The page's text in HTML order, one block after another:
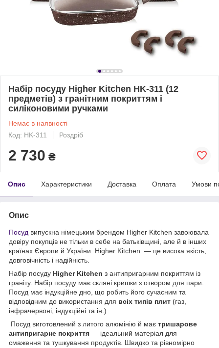
Набір посуду Higher Kitchen HK-311 (12
предметів) з гранітним покриттям і
силіконовими ручками
Немає в наявності
Код: HK-311
Роздріб
2 730 ₴
Опис Характеристики Доставка Оплата Умови
Опис
Посуд випускна німецьким брендом Higher Kitchen завоювала
довіру покупців не тільки в себе на батьківщині, але й в інших
країнах Європи й України. Higher Kitchen — це висока якість,
довговічність і надійність.
Набір посуду Higher Kitchen з антипригарним покриттям із
граніту. Набір посуду має скляні кришки з отвором для пари.
Посуд має індукційне дно, що робить його сучасним та
відповідним до використання для всіх типів плит (газ,
інфрачервоні, індукційні та ін.)
Посуд виготовлений з литого алюмінію й має тришарове
антипригарне покриття — ідеальний матеріал для
смаження та тушкування продуктів. Швидко та рівномірно